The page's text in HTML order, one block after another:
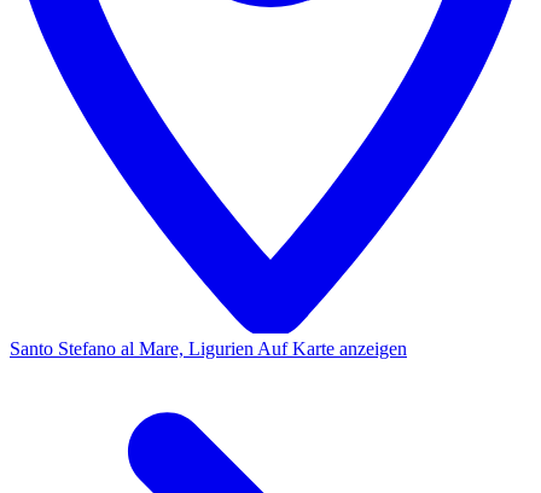
Santo Stefano al Mare, Ligurien Auf Karte anzeigen